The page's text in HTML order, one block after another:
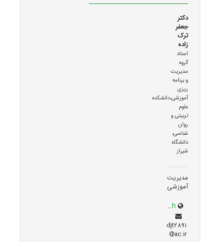
دکتر
جعفر
ترک
زاده
استاد
گروه
مدیریت
و برنامه
ریزی
آموزشی،دانشکده
علوم
تربیتی و
روان
شناسی،
دانشگاه
شیراز
مدیریت
آموزشی
edp.shirazu.ac.ir/~torkzadeh
djt2891
ac.ir